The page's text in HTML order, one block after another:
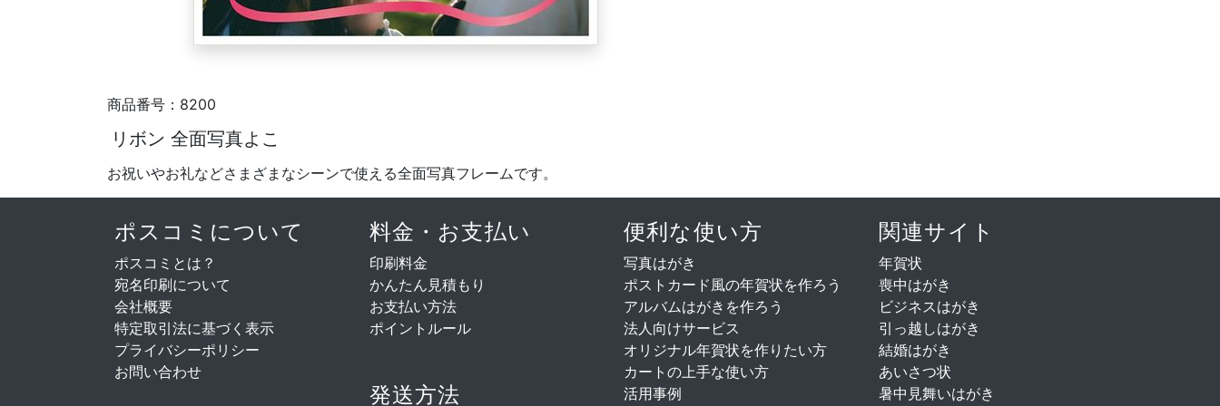
商品番号：8200
リボン 全面写真よこ
お祝いやお礼などさまざまなシーンで使える全面写真フレームです。
ポスコミについて
ポスコミとは？
宛名印刷について
会社概要
特定取引法に基づく表示
プライバシーポリシー
お問い合わせ
料金・お支払い
印刷料金
かんたん見積もり
お支払い方法
ポイントルール
発送方法
便利な使い方
写真はがき
ポストカード風の年賀状を作ろう
アルバムはがきを作ろう
法人向けサービス
オリジナル年賀状を作りたい方
カートの上手な使い方
活用事例
関連サイト
年賀状
喪中はがき
ビジネスはがき
引っ越しはがき
結婚はがき
あいさつ状
暑中見舞いはがき